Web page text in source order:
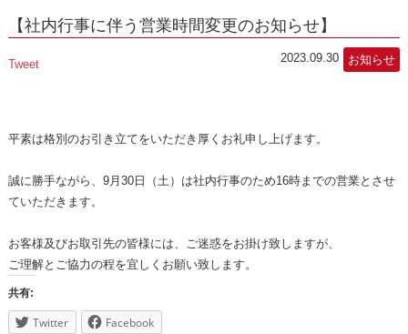
【社内行事に伴う営業時間変更のお知らせ】
お知らせ
2023.09.30
Tweet
平素は格別のお引き立てをいただき厚くお礼申し上げます。
誠に勝手ながら、9月30日（土）は社内行事のため16時までの営業とさせ
ていただきます。
お客様及びお取引先の皆様には、ご迷惑をお掛け致しますが、
ご理解とご協力の程を宜しくお願い致します。
共有:
Twitter Facebook